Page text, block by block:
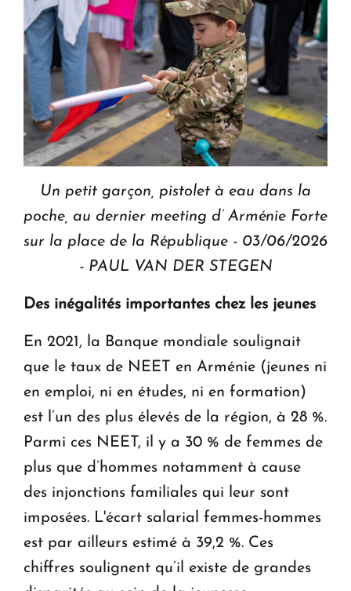
Un petit garçon, pistolet à eau dans la
poche, au dernier meeting d’ Arménie Forte
sur la place de la République - 03/06/2026
- PAUL VAN DER STEGEN
Des inégalités importantes chez les jeunes
En 2021, la Banque mondiale soulignait
que le taux de NEET en Arménie (jeunes ni
en emploi, ni en études, ni en formation)
est l’un des plus élevés de la région, à 28 %.
Parmi ces NEET, il y a 30 % de femmes de
plus que d’hommes notamment à cause
des injonctions familiales qui leur sont
imposées. L'écart salarial femmes-hommes
est par ailleurs estimé à 39,2 %. Ces
chiffres soulignent qu’il existe de grandes